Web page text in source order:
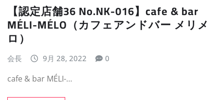
【認定店舗36 No.NK-016】cafe & bar
MÉLI-MÉLO（カフェアンドバー メリメ
ロ）
会長 9月 28, 2022 0
cafe & bar MÉLI-…